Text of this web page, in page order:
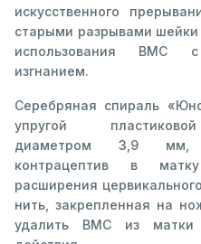
искусственного
старыми разрывами
использования ВМС
изгнанием.
Серебряная спираль
упругой
диаметром 3,9 мм,
контрацептив в
расширения
нить, закрепленная на
удалить ВМС из